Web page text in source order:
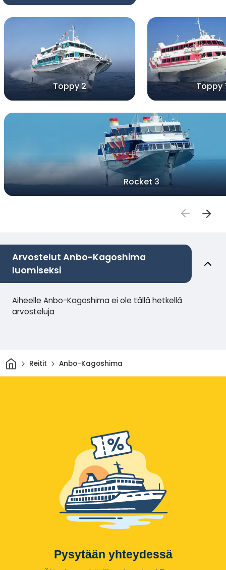
Toppy 2 Toppy
Rocket 3
Arvostelut Anbo-Kagoshima
luomiseksi
Aiheelle Anbo-Kagoshima ei ole tällä hetkellä
arvosteluja
KotiinReitit Anbo-Kagoshima
Pysytään yhteydessä